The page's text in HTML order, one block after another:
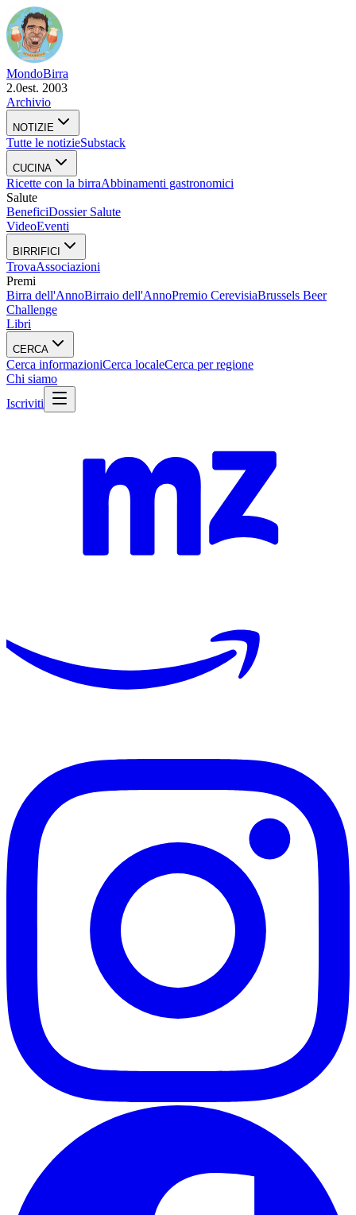
MondoBirra
2.0est. 2003
Archivio
NOTIZIE
Tutte le notizieSubstack
CUCINA
Ricette con la birraAbbinamenti gastronomici
Salute
BeneficiDossier Salute
VideoEventi
BIRRIFICI
TrovaAssociazioni
Premi
Birra dell'AnnoBirraio dell'AnnoPremio CerevisiaBrussels Beer
Challenge
Libri
CERCA
Cerca informazioniCerca localeCerca per regione
Chi siamo
Iscriviti